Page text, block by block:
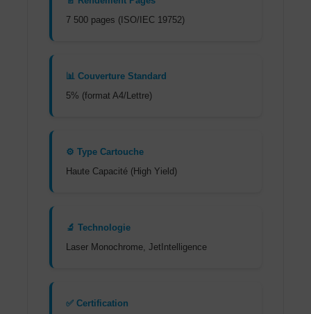
7 500 pages (ISO/IEC 19752)
📊 Couverture Standard
5% (format A4/Lettre)
⚙️ Type Cartouche
Haute Capacité (High Yield)
🔬 Technologie
Laser Monochrome, JetIntelligence
✅ Certification